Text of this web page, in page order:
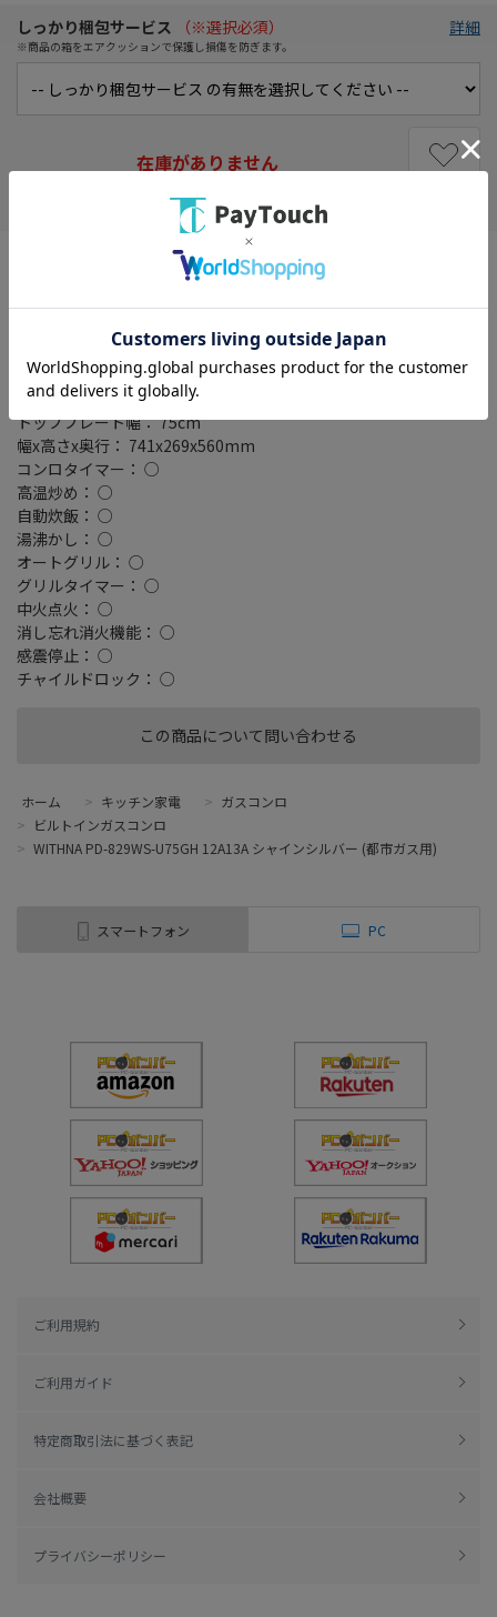
この商品について問い合わせる
しっかり梱包サービス （※選択必須）
※商品の箱をエアクッションで保護し損傷を防ぎます。
詳細
在庫がありません
設置タイプ： ビルトイン
強バーナー位置： 両側
コンロ口数： 3 口
トッププレート材質： クリアガラストップ
グリル種類： 水無し両面焼き
ゴトク種類： 汁受け皿なし(汁受けレス)
トッププレート幅： 75cm
幅x高さx奥行： 741x269x560mm
コンロタイマー： ○
高温炒め： ○
自動炊飯： ○
湯沸かし： ○
オートグリル： ○
グリルタイマー： ○
中火点火： ○
消し忘れ消火機能： ○
感震停止： ○
チャイルドロック： ○
ホーム > キッチン家電 > ガスコンロ
> ビルトインガスコンロ
> WITHNA PD-829WS-U75GH 12A13A シャインシルバー (都市ガス用)
スマートフォン PC
ご利用規約
ご利用ガイド
特定商取引法に基づく表記
会社概要
プライバシーポリシー